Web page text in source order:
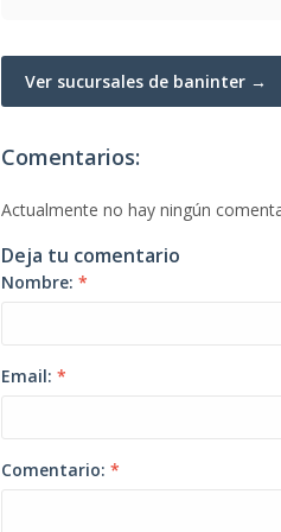
Ver sucursales de baninter →
Comentarios:
Actualmente no hay ningún
Deja tu comentario
Nombre: *
Email: *
Comentario: *